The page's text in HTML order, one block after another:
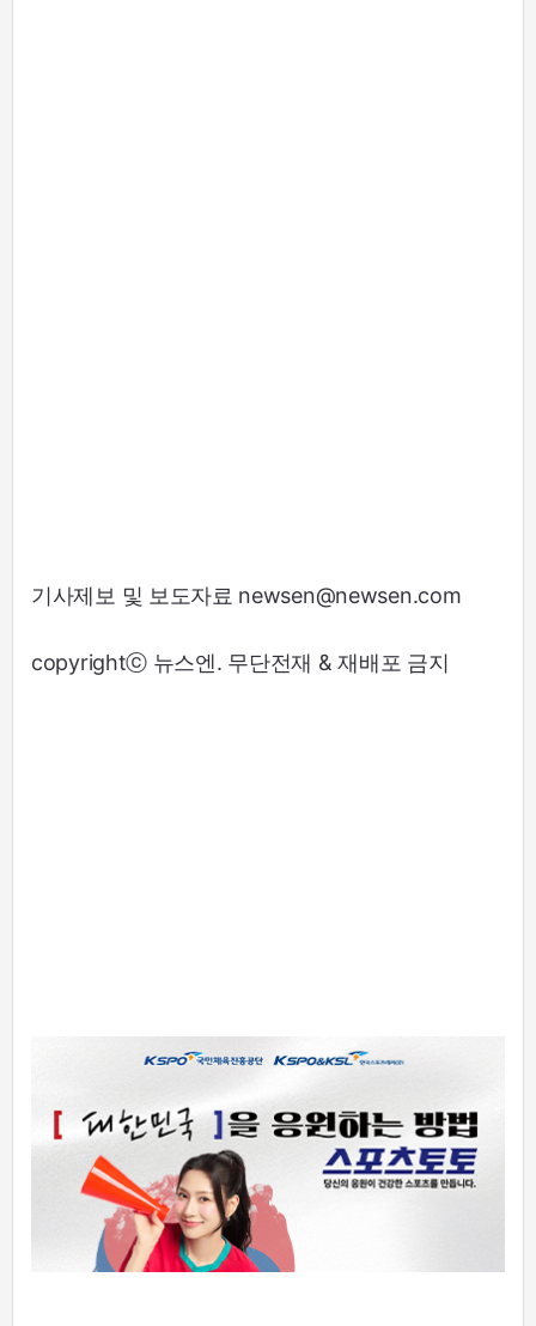
기사제보 및 보도자료 newsen@newsen.com
copyrightⓒ 뉴스엔. 무단전재 & 재배포 금지